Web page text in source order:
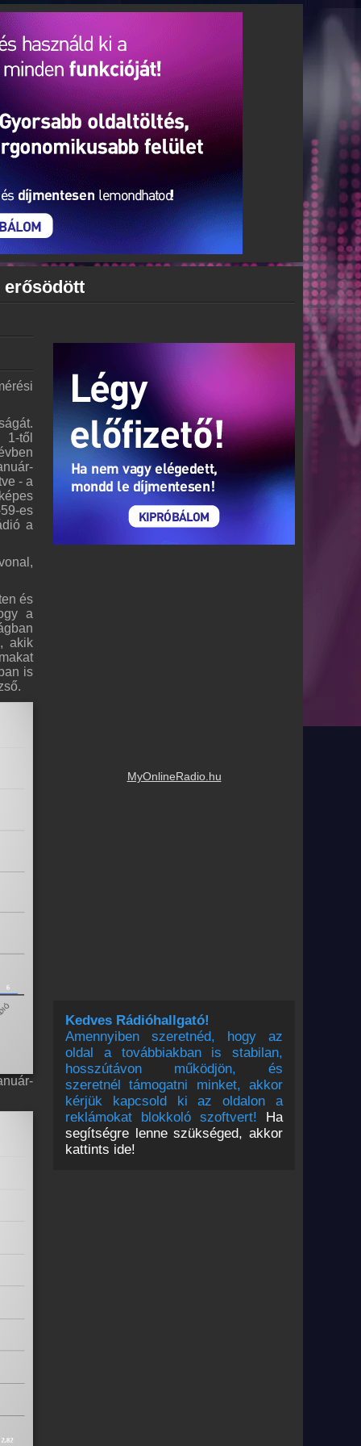
erősödött
MyOnlineRadio.hu
Kedves Rádióhallgató!
Amennyiben szeretnéd, hogy az
oldal a továbbiakban is stabilan,
hosszútávon működjön, és
szeretnél támogatni minket, akkor
kérjük kapcsold ki az oldalon a
reklámokat blokkoló szoftvert! Ha
segítségre lenne szükséged, akkor
kattints ide!
től
- a
es
a
és
a
akik
is